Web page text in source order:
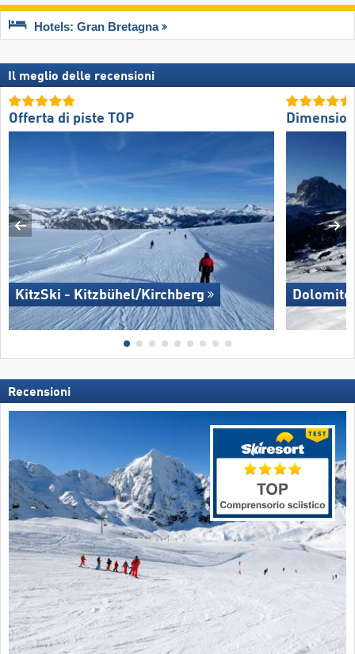
Hotels: Gran Bretagna
Il meglio delle recensioni
Offerta di piste TOP
KitzSki - Kitzbühel/​Kirchberg
Recensioni